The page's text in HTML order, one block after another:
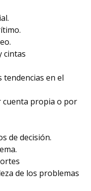
cintas
tendencias en el
cuenta propia o por
de decisión.
de los problemas